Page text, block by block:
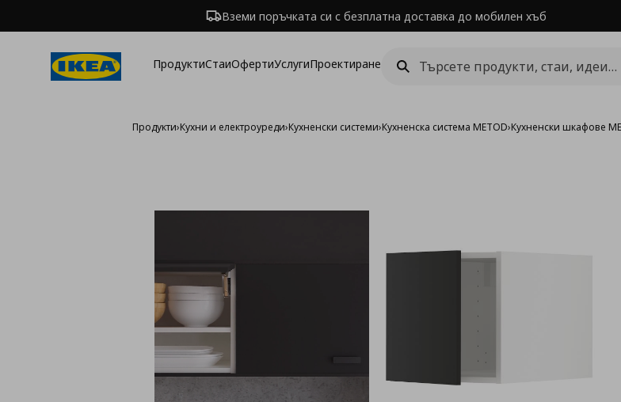
Вземи поръчката си с безплатна доставка до мобилен хъб
ПродуктиСтаиОфертиУслугиПроектиране
Продукти›Кухни и електроуреди›Кухненски системи›Кухненска система METOD›Кухненски шкафове